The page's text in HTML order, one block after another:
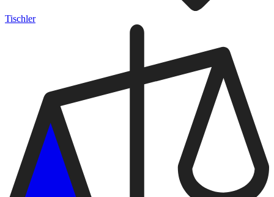
Tischler